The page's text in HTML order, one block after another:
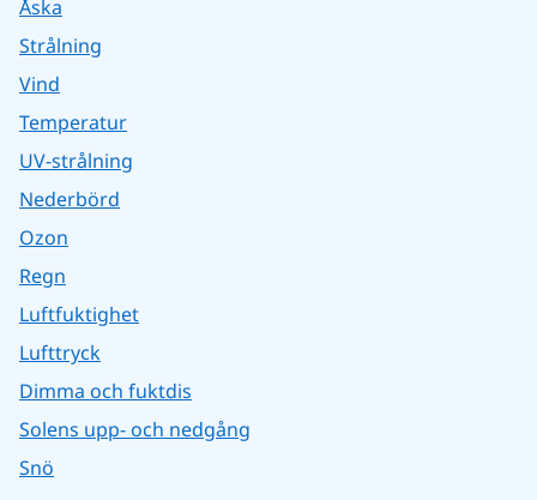
Åska
Strålning
Vind
Temperatur
UV-strålning
Nederbörd
Ozon
Regn
Luftfuktighet
Lufttryck
Dimma och fuktdis
Solens upp- och nedgång
Snö